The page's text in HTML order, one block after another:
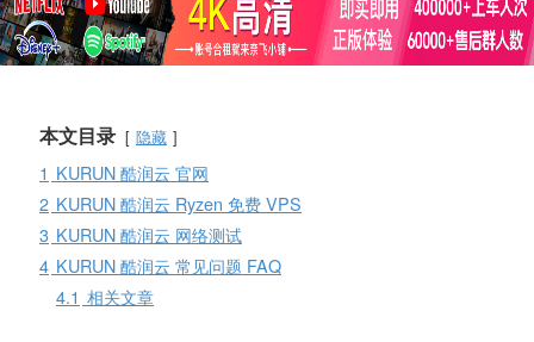
本文目录 隐藏
1 KURUN 酷润云 官网
2 KURUN 酷润云 Ryzen 免费 VPS
3 KURUN 酷润云 网络测试
4 KURUN 酷润云 常见问题 FAQ
4.1 相关文章